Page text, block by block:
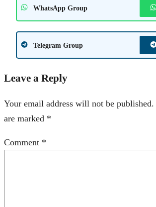
WhatsApp Group
Telegram Group
Leave a Reply
Your email address will not be published.
are marked *
Comment *